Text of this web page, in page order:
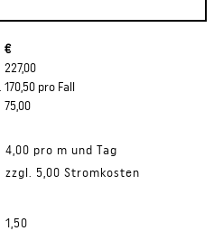
€
227,00
170,50 pro Fall
75,00
4,00 pro m und Tag
zzgl. 5,00 Stromkosten
1,50